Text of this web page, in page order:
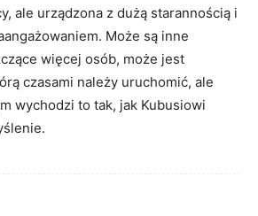
ale urządzona z dużą starannością i
Może są inne
więcej osób, może jest
czasami należy uruchomić, ale
wychodzi to tak, jak Kubusiowi